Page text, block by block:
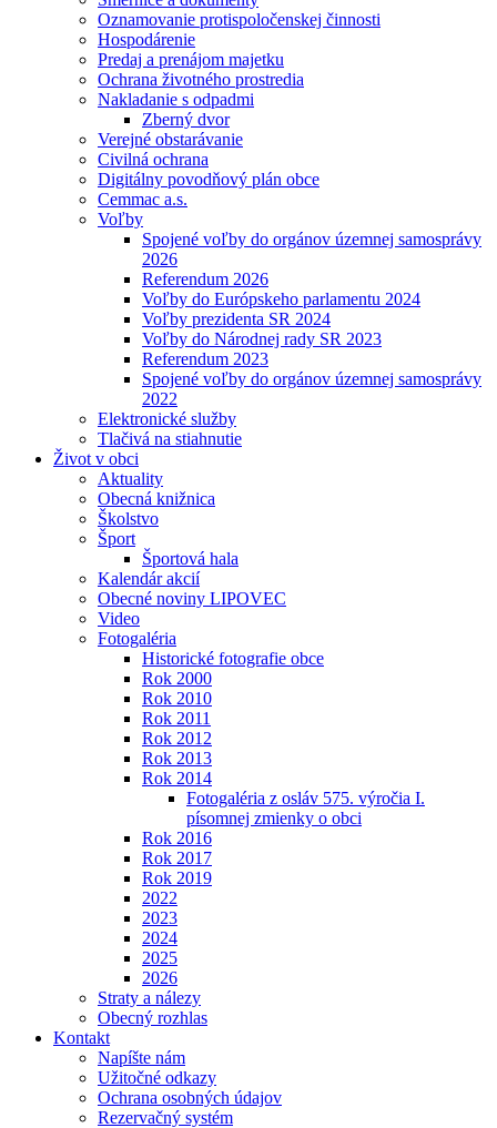
Oznamovanie protispoločenskej činnosti
Hospodárenie
Predaj a prenájom majetku
Ochrana životného prostredia
Nakladanie s odpadmi
Zberný dvor
Verejné obstarávanie
Civilná ochrana
Digitálny povodňový plán obce
Cemmac a.s.
Voľby
Spojené voľby do orgánov územnej samosprávy
2026
Referendum 2026
Voľby do Európskeho parlamentu 2024
Voľby prezidenta SR 2024
Voľby do Národnej rady SR 2023
Referendum 2023
Spojené voľby do orgánov územnej samosprávy
2022
Elektronické služby
Tlačivá na stiahnutie
Život v obci
Aktuality
Obecná knižnica
Školstvo
Šport
Športová hala
Kalendár akcií
Obecné noviny LIPOVEC
Video
Fotogaléria
Historické fotografie obce
Rok 2000
Rok 2010
Rok 2011
Rok 2012
Rok 2013
Rok 2014
Fotogaléria z osláv 575. výročia I.
písomnej zmienky o obci
Rok 2016
Rok 2017
Rok 2019
2022
2023
2024
2025
2026
Straty a nálezy
Obecný rozhlas
Kontakt
Napíšte nám
Užitočné odkazy
Ochrana osobných údajov
Rezervačný systém